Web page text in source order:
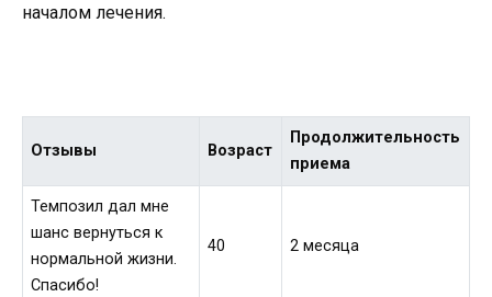
началом лечения.
Отзывы Возраст
Продолжительность
приема
Темпозил дал мне
шанс вернуться к
нормальной жизни.
Спасибо!
40 2 месяца